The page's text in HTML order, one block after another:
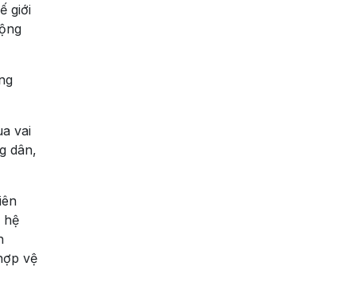
giới
vai
dân,
hệ
vệ